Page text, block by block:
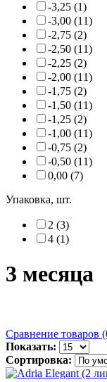
-3,25 (1)
-3,00 (11)
-2,75 (2)
-2,50 (11)
-2,25 (2)
-2,00 (11)
-1,75 (2)
-1,50 (11)
-1,25 (2)
-1,00 (11)
-0,75 (2)
-0,50 (11)
0,00 (7)
Упаковка, шт.
2 (3)
4 (1)
3 месяца
Сравнение товаров
Показать:
Сортировка: